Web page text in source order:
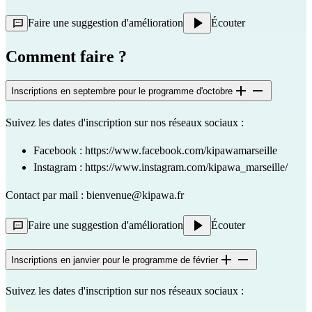
Faire une suggestion d'amélioration Écouter
Comment faire ?
Inscriptions en septembre pour le programme d'octobre
Suivez les dates d'inscription sur nos réseaux sociaux :
Facebook : https://www.facebook.com/kipawamarseille
Instagram : https://www.instagram.com/kipawa_marseille/
Contact par mail : bienvenue@kipawa.fr
Faire une suggestion d'amélioration Écouter
Inscriptions en janvier pour le programme de février
Suivez les dates d'inscription sur nos réseaux sociaux :